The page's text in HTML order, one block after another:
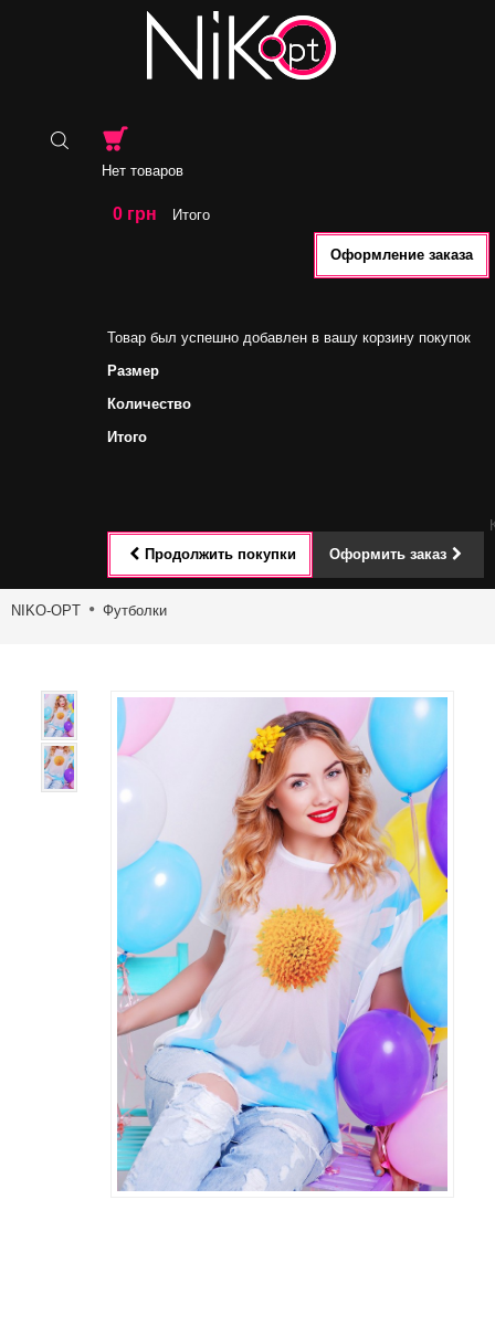
Нет товаров
0 грн Итого
Оформление заказа
Товар был успешно добавлен в вашу корзину покупок
Размер
Количество
Итого
Продолжить покупки Оформить заказ
Toggle
NIKO-OPT Футболки